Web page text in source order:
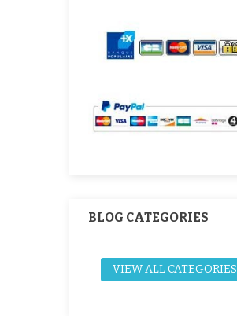
BLOG CATEGORIES
VIEW ALL CATEGORIES